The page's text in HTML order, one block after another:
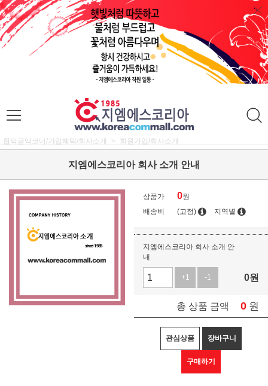
협의금액코너/가입혜택/회사소개 회원가입/회사소개
지엠에스코리아 회사 소개 안내
상품가 0원
배송비
(고정) 지역별
지엠에스코리아 회사 소개 안
내
+1 -1 0원
총 상품 금액 0 원
관심상품 장바구니
구매하기